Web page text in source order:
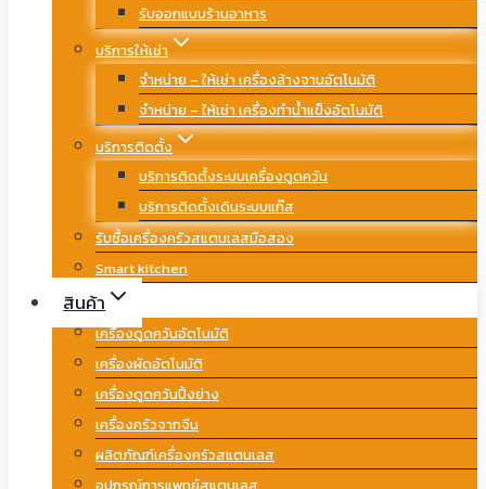
รับออกแบบร้านอาหาร
บริการให้เช่า
จำหน่าย – ให้เช่า เครื่องล้างจานอัตโนมัติ
จำหน่าย – ให้เช่า เครื่องทำน้ำแข็งอัตโนมัติ
บริการติดตั้ง
บริการติดตั้งระบบเครื่องดูดควัน
บริการติดตั้งเดินระบบแก๊ส
รับซื้อเครื่องครัวสแตนเลสมือสอง
Smart kitchen
สินค้า
เครื่องดูดควันอัตโนมัติ
เครื่องผัดอัตโนมัติ
เครื่องดูดควันปิ้งย่าง
เครื่องครัวจากจีน
ผลิตภัณฑ์เครื่องครัวสแตนเลส